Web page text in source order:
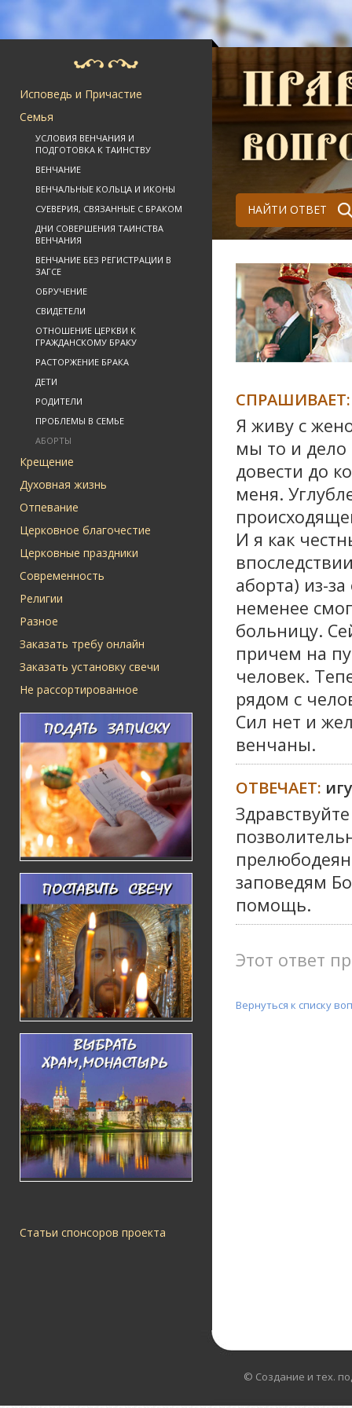
Исповедь и Причастие
Семья
УСЛОВИЯ ВЕНЧАНИЯ И
ПОДГОТОВКА К ТАИНСТВУ
ВЕНЧАНИЕ
ВЕНЧАЛЬНЫЕ КОЛЬЦА И ИКОНЫ
СУЕВЕРИЯ, СВЯЗАННЫЕ С БРАКОМ
ДНИ СОВЕРШЕНИЯ ТАИНСТВА
ВЕНЧАНИЯ
ВЕНЧАНИЕ БЕЗ РЕГИСТРАЦИИ В
ЗАГСЕ
ОБРУЧЕНИЕ
СВИДЕТЕЛИ
ОТНОШЕНИЕ ЦЕРКВИ К
ГРАЖДАНСКОМУ БРАКУ
РАСТОРЖЕНИЕ БРАКА
ДЕТИ
РОДИТЕЛИ
ПРОБЛЕМЫ В СЕМЬЕ
АБОРТЫ
Крещение
Духовная жизнь
Отпевание
Церковное благочестие
Церковные праздники
Современность
Религии
Разное
Заказать требу онлайн
Заказать установку свечи
Не рассортированное
Статьи спонсоров проекта
НАЙТИ ОТВЕТ
СПРАШИВАЕТ:
Я живу с
мы то и дело
довести до
меня.
И я как
аборта) из-
неменее
больницу.
причем на
человек.
рядом с
Сил нет и
венчаны.
ОТВЕЧАЕТ:
заповедям
помощь.
Этот ответ
Вернуться к списку
© Создание и тех.